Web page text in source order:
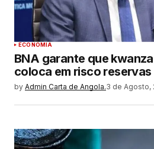
ECONOMIA
BNA garante que
coloca em risco
by Admin Carta de Angola.3 de Agosto,